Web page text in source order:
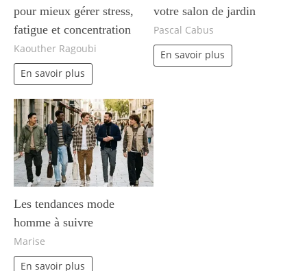
pour mieux gérer stress,
fatigue et concentration
Kaouther Ragoubi
En savoir plus
votre salon de jardin
Pascal Cabus
En savoir plus
Les tendances mode
homme à suivre
Marise
En savoir plus